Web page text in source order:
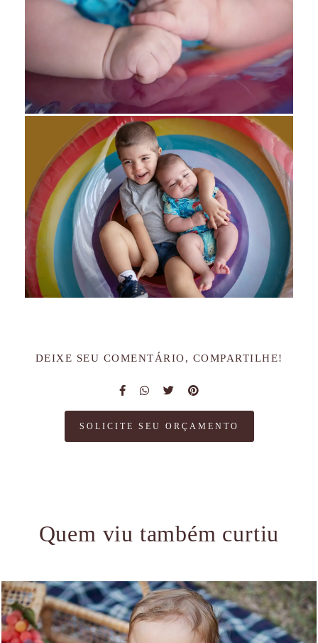
DEIXE SEU COMENTÁRIO, COMPARTILHE!
SOLICITE SEU ORÇAMENTO
Quem viu também curtiu